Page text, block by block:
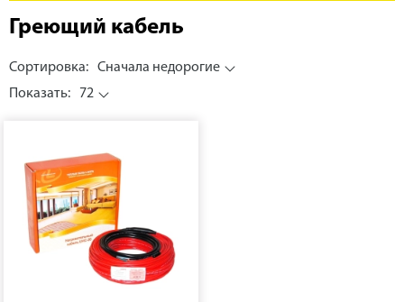
Греющий кабель
Сортировка:
Сначала недорогие
Показать:
72